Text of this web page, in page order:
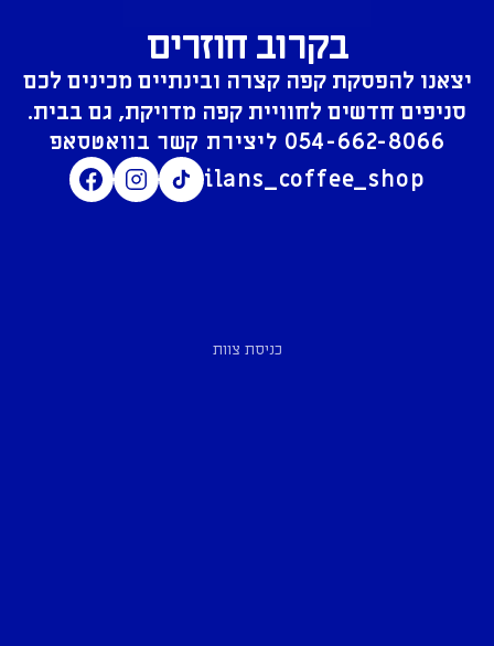
בקרוב חוזרים
יצאנו להפסקת קפה קצרה ובינתיים מכינים לכם
סניפים חדשים לחוויית קפה מדויקת, גם בבית.
054-662-8066
ilans_coffee_shop
כניסת צוות